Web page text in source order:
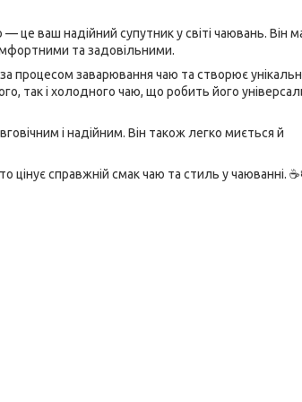
ваш надійний супутник у світі чаювань. Він
та задовільними.
процесом заварювання чаю та створює
так і холодного чаю, що робить його
і надійним. Він також легко миється й
справжній смак чаю та стиль у чаюванні.